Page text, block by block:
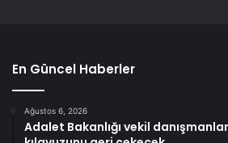
En Güncel Haberler
Ağustos 6, 2026
Adalet Bakanlığı vekil